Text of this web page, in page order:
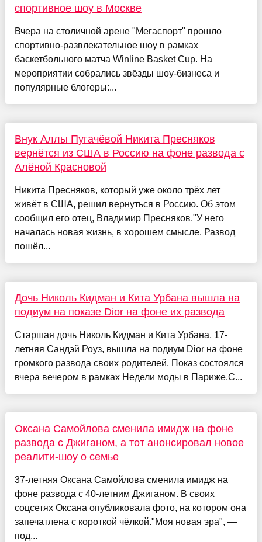
спортивное шоу в Москве
Вчера на столичной арене "Мегаспорт" прошло
спортивно-развлекательное шоу в рамках
баскетбольного матча Winline Basket Cup. На
мероприятии собрались звёзды шоу-бизнеса и
популярные блогеры:...
Внук Аллы Пугачёвой Никита Пресняков
вернётся из США в Россию на фоне развода с
Алёной Красновой
Никита Пресняков, который уже около трёх лет
живёт в США, решил вернуться в Россию. Об этом
сообщил его отец, Владимир Пресняков."У него
началась новая жизнь, в хорошем смысле. Развод
пошёл...
Дочь Николь Кидман и Кита Урбана вышла на
подиум на показе Dior на фоне их развода
Старшая дочь Николь Кидман и Кита Урбана, 17-
летняя Сандэй Роуз, вышла на подиум Dior на фоне
громкого развода своих родителей. Показ состоялся
вчера вечером в рамках Недели моды в Париже.С...
Оксана Самойлова сменила имидж на фоне
развода с Джиганом, а тот анонсировал новое
реалити-шоу о семье
37-летняя Оксана Самойлова сменила имидж на
фоне развода с 40-летним Джиганом. В своих
соцсетях Оксана опубликовала фото, на котором она
запечатлена с короткой чёлкой."Моя новая эра", —
под...